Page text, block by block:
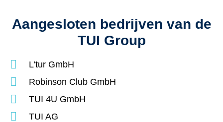
Aangesloten bedrijven van de
TUI Group
L’tur GmbH
Robinson Club GmbH
TUI 4U GmbH
TUI AG